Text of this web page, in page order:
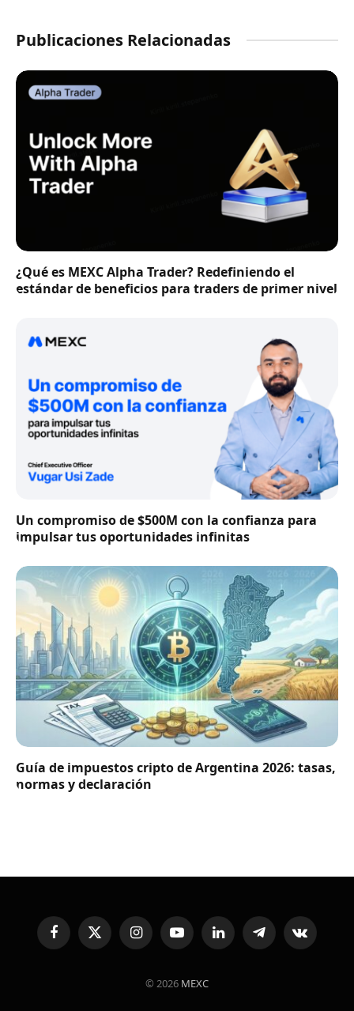
Publicaciones Relacionadas
¿Qué es MEXC Alpha Trader? Redefiniendo el
estándar de beneficios para traders de primer nivel
Un compromiso de $500M con la confianza para
impulsar tus oportunidades infinitas
Guía de impuestos cripto de Argentina 2026: tasas,
normas y declaración
FacebookX
(Twitter)
InstagramYouTubeLinkedInTelegramVKontakte
© 2026 MEXC